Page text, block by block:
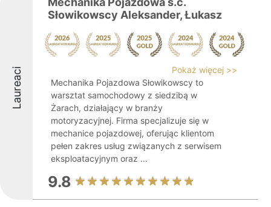
Laureaci
Słowikowscy Aleksander, Łukasz
Pokaż więcej >>
Mechanika Pojazdowa Słowikowscy to
warsztat samochodowy z siedzibą w
Żarach, działający w branży
motoryzacyjnej. Firma specjalizuje się w
mechanice pojazdowej, oferując klientom
pełen zakres usług związanych z serwisem
eksploatacyjnym oraz ...
9.8